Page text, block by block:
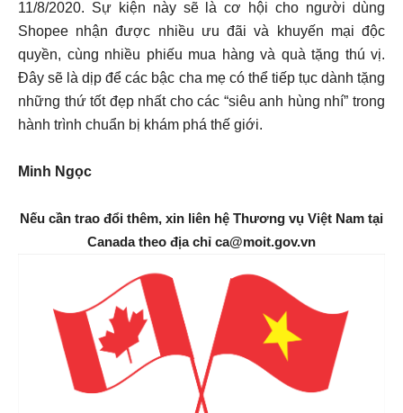
11/8/2020. Sự kiện này sẽ là cơ hội cho người dùng
Shopee nhận được nhiều ưu đãi và khuyến mại độc
quyền, cùng nhiều phiếu mua hàng và quà tặng thú vị.
Đây sẽ là dịp để các bậc cha mẹ có thể tiếp tục dành tặng
những thứ tốt đẹp nhất cho các “siêu anh hùng nhí” trong
hành trình chuẩn bị khám phá thế giới.
Minh Ngọc
Nếu cần trao đổi thêm, xin liên hệ Thương vụ Việt Nam tại
Canada theo địa chỉ ca@moit.gov.vn